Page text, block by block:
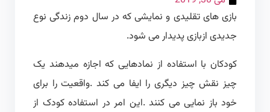
بازی های تقلیدی و نمایشی که در سال دوم زندگی نوع
جدیدی ازبازی پدیدار می شود.
کودکان با استفاده از نمادهایی که اجازه میدهند یک
چیز نقش چیز دیگری را ایفا می کند .واقعیت را برای
خود باز نمایی می کنند .این امر در استفاده کودک از